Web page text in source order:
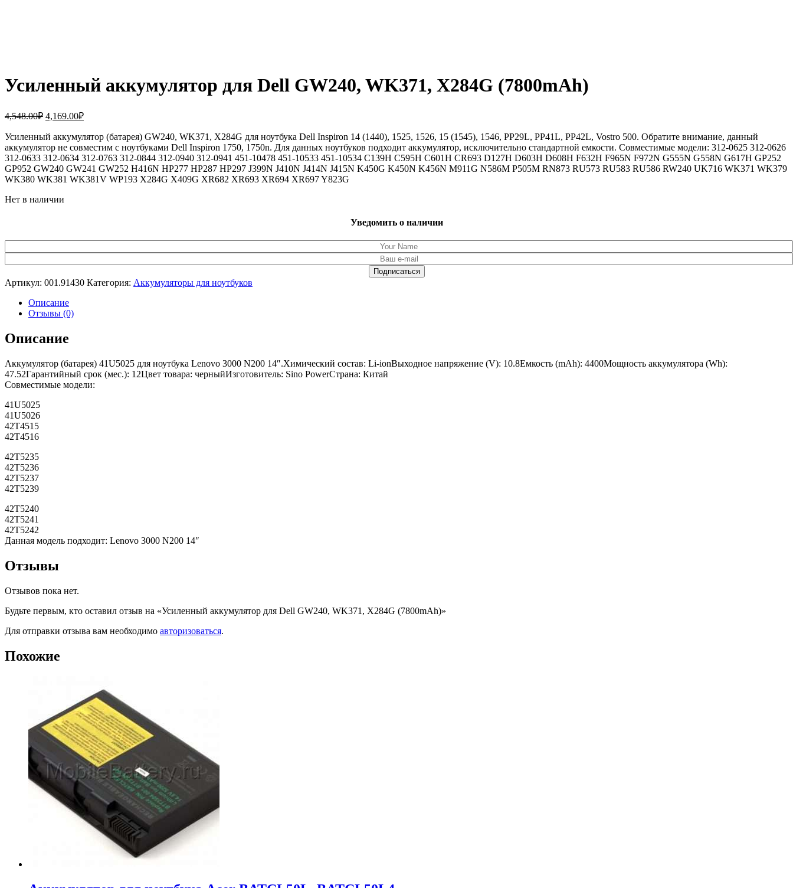
Усиленный аккумулятор для Dell GW240, WK371, X284G (7800mAh)
4,548.00₽ Первоначальная
составляла
4,548.00₽.
4,169.00₽Текущая
4,169.00₽.
Усиленный аккумулятор (батарея) GW240, WK371, X284G для ноутбука Dell Inspiron 14 (1440), 1525, 1526, 15 (1545), 1546, PP29L, PP41L, PP42L, Vostro 500. Обратите внимание, данный
аккумулятор не совместим с ноутбуками Dell Inspiron 1750, 1750n. Для данных ноутбуков подходит аккумулятор, исключительно стандартной емкости. Совместимые модели: 312-0625 312-0626
312-0633 312-0634 312-0763 312-0844 312-0940 312-0941 451-10478 451-10533 451-10534 C139H C595H C601H CR693 D127H D603H D608H F632H F965N F972N G555N G558N G617H GP252
GP952 GW240 GW241 GW252 H416N HP277 HP287 HP297 J399N J410N J414N J415N K450G K450N K456N M911G N586M P505M RN873 RU573 RU583 RU586 RW240 UK716 WK371 WK379
WK380 WK381 WK381V WP193 X284G X409G XR682 XR693 XR694 XR697 Y823G
Нет в наличии
Уведомить о наличии
Артикул: 001.91430 Категория: Аккумуляторы для ноутбуков
Описание
Отзывы (0)
Описание
Аккумулятор (батарея) 41U5025 для ноутбука Lenovo 3000 N200 14″.Химический состав: Li-ionВыходное напряжение (V): 10.8Емкость (mAh): 4400Мощность аккумулятора (Wh):
47.52Гарантийный срок (мес.): 12Цвет товара: черныйИзготовитель: Sino PowerСтрана: Китай
Совместимые модели:
41U5025
41U5026
42T4515
42T4516
42T5235
42T5236
42T5237
42T5239
42T5240
42T5241
42T5242
Данная модель подходит: Lenovo 3000 N200 14″
Отзывы
Отзывов пока нет.
Будьте первым, кто оставил отзыв на «Усиленный аккумулятор для Dell GW240, WK371, X284G (7800mAh)»
Для отправки отзыва вам необходимо авторизоваться.
Похожие